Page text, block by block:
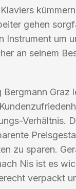
gehen
Instrument um
an seinem
Bergmann Graz
Verhältnis.
zu sparen.
Nis ist es
verpackt